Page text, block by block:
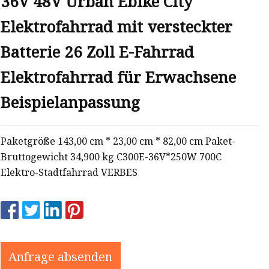
Elektrofahrrad mit versteckter
Batterie 26 Zoll E-Fahrrad
Elektrofahrrad für Erwachsene
Beispielanpassung
Paketgröße 143,00 cm * 23,00 cm * 82,00 cm Paket-
Bruttogewicht 34,900 kg C300E-36V*250W 700C
Elektro-Stadtfahrrad VERBES
Anfrage absenden